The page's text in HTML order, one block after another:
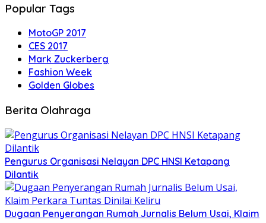
Popular Tags
MotoGP 2017
CES 2017
Mark Zuckerberg
Fashion Week
Golden Globes
Berita Olahraga
Pengurus Organisasi Nelayan DPC HNSI Ketapang
Dilantik
Dugaan Penyerangan Rumah Jurnalis Belum Usai, Klaim